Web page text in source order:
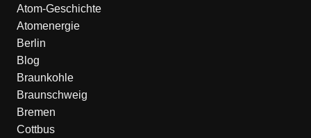
Atom-Geschichte
Atomenergie
Berlin
Blog
Braunkohle
Braunschweig
Bremen
Cottbus